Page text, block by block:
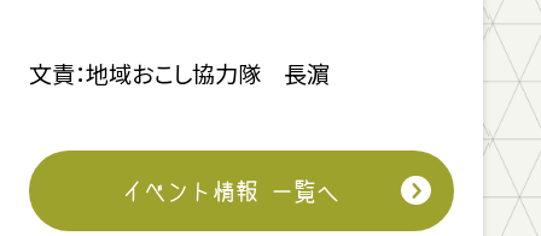
文責：地域おこし協力隊 長濵
イベント情報 一覧へ